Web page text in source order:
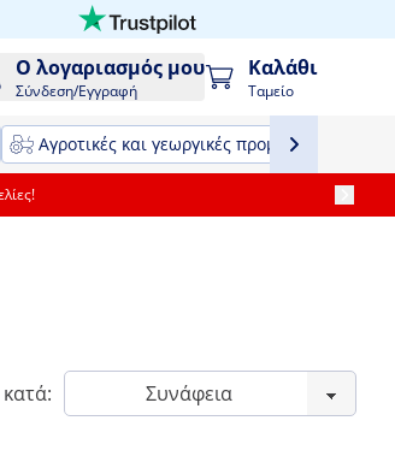
Ο λογαριασμός μου
Σύνδεση/Εγγραφή
Καλάθι
Ταμείο
Αγροτικές και γεωργικές προμήθειες και